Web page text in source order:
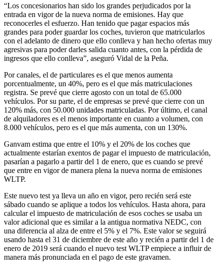
“Los concesionarios han sido los grandes perjudicados por la
entrada en vigor de la nueva norma de emisiones. Hay que
reconocerles el esfuerzo. Han tenido que pagar espacios más
grandes para poder guardar los coches, tuvieron que matricularlos
con el adelanto de dinero que ello conlleva y han hecho ofertas muy
agresivas para poder darles salida cuanto antes, con la pérdida de
ingresos que ello conlleva”, aseguró Vidal de la Peña.
Por canales, el de particulares es el que menos aumenta
porcentualmente, un 40%, pero es el que más matriculaciones
registra. Se prevé que cierre agosto con un total de 65.000
vehículos. Por su parte, el de empresas se prevé que cierre con un
120% más, con 50.000 unidades matriculadas. Por último, el canal
de alquiladores es el menos importante en cuanto a volumen, con
8.000 vehículos, pero es el que más aumenta, con un 130%.
Ganvam estima que entre el 10% y el 20% de los coches que
actualmente estarían exentos de pagar el impuesto de matriculación,
pasarían a pagarlo a partir del 1 de enero, que es cuando se prevé
que entre en vigor de manera plena la nueva norma de emisiones
WLTP.
Este nuevo test ya lleva un año en vigor, pero recién será este
sábado cuando se aplique a todos los vehículos. Hasta ahora, para
calcular el impuesto de matriculación de esos coches se usaba un
valor adicional que es similar a la antigua normativa NEDC, con
una diferencia al alza de entre el 5% y el 7%. Este valor se seguirá
usando hasta el 31 de diciembre de este año y recién a partir del 1 de
enero de 2019 será cuando el nuevo test WLTP empiece a influir de
manera más pronunciada en el pago de este gravamen.